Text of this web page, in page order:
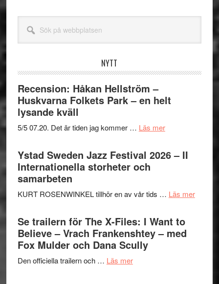
webbplatsen
NYTT
Recension: Håkan Hellström –
Huskvarna Folkets Park – en helt
lysande kväll
5/5 07.20. Det är tiden jag kommer … Läs merom
Håkan
Hellström
Folkets
–
en
Ystad Sweden Jazz Festival 2026 – II
Internationella storheter och
samarbeten
KURT ROSENWINKEL tillhör en av vår tids … Läs merom
Se trailern för The X-Files: I Want to
Believe – Vrach Frankenshtey – med
Fox Mulder och Dana Scully
Den officiella trailern och … Läs merom